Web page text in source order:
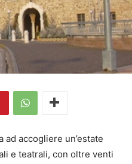
ad accogliere un’estate
e teatrali, con oltre venti